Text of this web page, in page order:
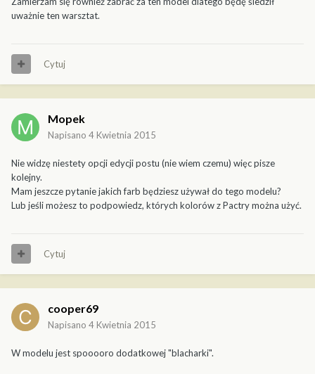
uważnie ten warsztat.
Cytuj
Mopek
Napisano 4 Kwietnia 2015
Nie widzę niestety opcji edycji postu (nie wiem czemu) więc pisze
kolejny.
Mam jeszcze pytanie jakich farb będziesz używał do tego modelu?
Lub jeśli możesz to podpowiedz, których kolorów z Pactry można użyć.
Cytuj
cooper69
Napisano 4 Kwietnia 2015
W modelu jest spooooro dodatkowej "blacharki".